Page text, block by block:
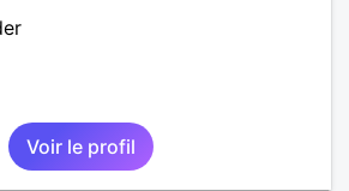
Voir le profil